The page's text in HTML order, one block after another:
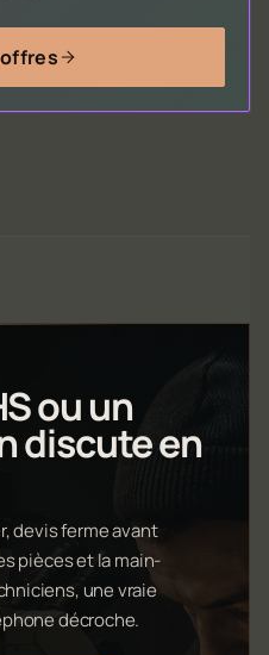
ou un
discute en
devis ferme avant
pièces et la main-
une vraie
décroche.